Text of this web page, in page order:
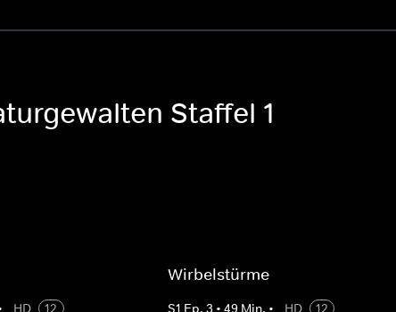
Staffel 1
HD
12
Wirbelstürme
S1 Ep. 3 • 49Min. • HD
12